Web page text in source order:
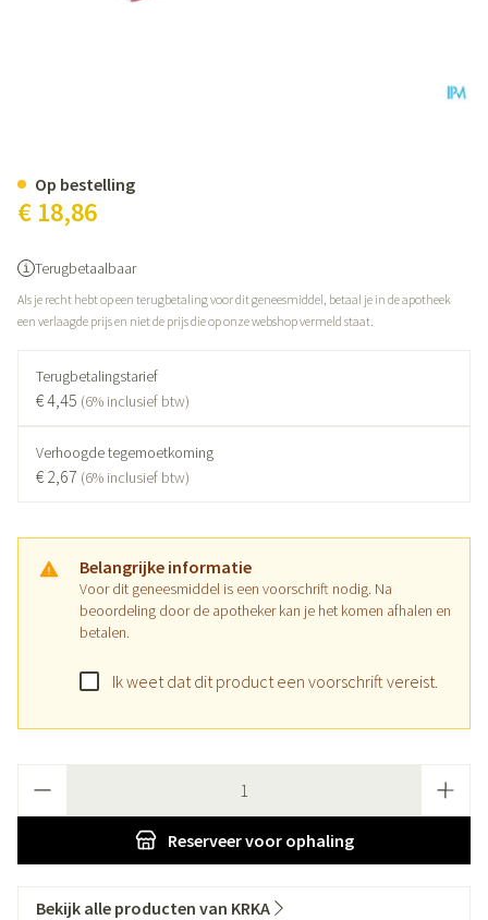
€ 18,86
Terugbetaalbaar
Als je recht hebt op een terugbetaling voor dit geneesmiddel, betaal je in de apotheek
een verlaagde prijs en niet de prijs die op onze webshop vermeld staat.
Terugbetalingstarief
€ 4,45 (6% inclusief btw)
Verhoogde tegemoetkoming
€ 2,67 (6% inclusief btw)
Belangrijke informatie
Voor dit geneesmiddel is een voorschrift nodig. Na
beoordeling door de apotheker kan je het komen afhalen en
betalen.
Ik weet dat dit product een voorschrift vereist.
Reserveervoor ophaling
Op bestelling
Bekijk alle producten van KRKA